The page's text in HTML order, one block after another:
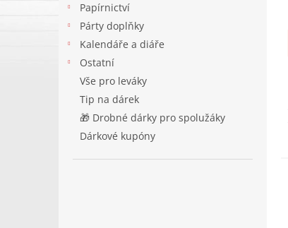
Papírnictví
Párty doplňky
Kalendáře a diáře
Ostatní
Vše pro leváky
Tip na dárek
🎁 Drobné dárky pro spolužáky
Dárkové kupóny